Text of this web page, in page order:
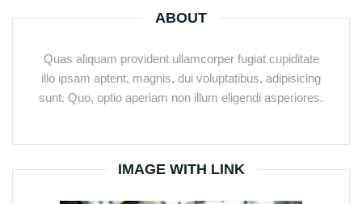
ABOUT
Quas aliquam provident ullamcorper fugiat cupiditate
illo ipsam aptent, magnis, dui voluptatibus, adipisicing
sunt. Quo, optio aperiam non illum eligendi asperiores.
IMAGE WITH LINK